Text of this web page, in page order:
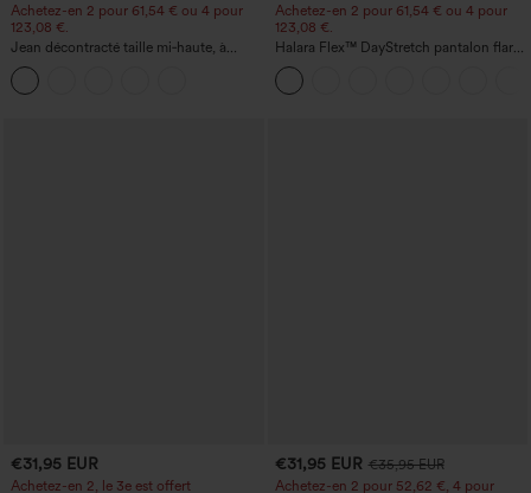
Achetez-en 2 pour 61,54 € ou 4 pour
123,08 €.
Jean décontracté taille mi‑haute, à
cordon de serrage, avec poches
Achetez-en 2 pour 61,54 € ou 4 pour
123,08 €.
Halara Flex™ DayStretch pantalon flare
de travail, taille mi-haute, poche latérale
zippée
€31,95 EUR
Achetez-en 2, le 3e est offert
€31,95 EUR €35,95 EUR
Achetez-en 2 pour 52,62 €, 4 pour